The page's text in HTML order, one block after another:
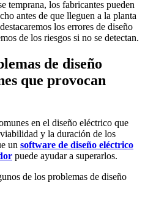
temprana, los fabricantes pueden
antes de que lleguen a la planta
los errores de diseño
de los riesgos si no se detectan.
de diseño
que provocan
en el diseño eléctrico que
y la duración de los
un software de diseño eléctrico
puede ayudar a superarlos.
de los problemas de diseño